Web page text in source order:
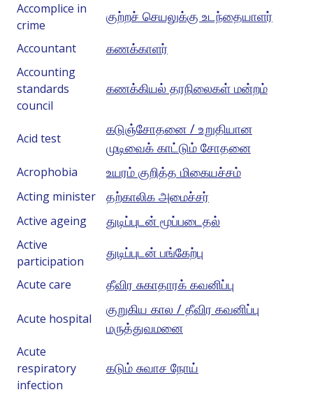
Accomplice in
crime
குற்றச் செயலுக்கு உடந்தையாளர்
Accountant கணக்காளர்
Accounting
standards
council
கணக்கியல் தரநிலைகள் மன்றம்
Acid test
கடுஞ்சோதனை / உறுதியான
முடிவைக் காட்டும் சோதனை
Acrophobia உயரம் குறித்த மிகையச்சம்
Acting minister தற்காலிக அமைச்சர்
Active ageing துடிப்புடன் மூப்படைதல்
Active
participation
துடிப்புடன் பங்கேற்பு
Acute care தீவிர சுகாதாரக் கவனிப்பு
Acute hospital
குறுகிய கால / தீவிர கவனிப்பு
மருத்துவமனை
Acute
respiratory
infection
கடும் சுவாச நோய்